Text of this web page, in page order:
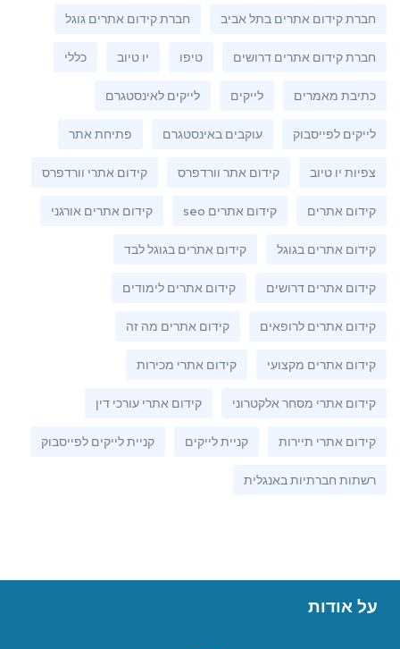
חברת קידום אתרים בתל אביב חברת קידום אתרים גוגל
חברת קידום אתרים דרושים טיפו יו טיוב כללי
כתיבת מאמרים לייקים לייקים לאינסטגרם
לייקים לפייסבוק עוקבים באינסטגרם פתיחת אתר
צפיות יו טיוב קידום אתר וורדפרס קידום אתרי וורדפרס
קידום אתרים קידום אתרים seo קידום אתרים אורגני
קידום אתרים בגוגל קידום אתרים בגוגל לבד
קידום אתרים דרושים קידום אתרים לימודים
קידום אתרים לרופאים קידום אתרים מה זה
קידום אתרים מקצועי קידום אתרי מכירות
קידום אתרי מסחר אלקטרוני קידום אתרי עורכי דין
קידום אתרי תיירות קניית לייקים קניית לייקים לפייסבוק
רשתות חברתיות באנגלית
על אודות